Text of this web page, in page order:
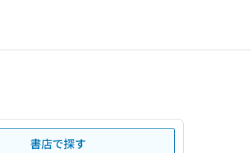
書店で探す